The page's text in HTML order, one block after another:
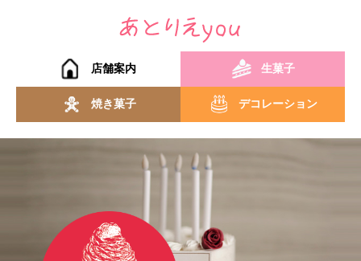
店舗案内 生菓子
焼き菓子 デコレーション